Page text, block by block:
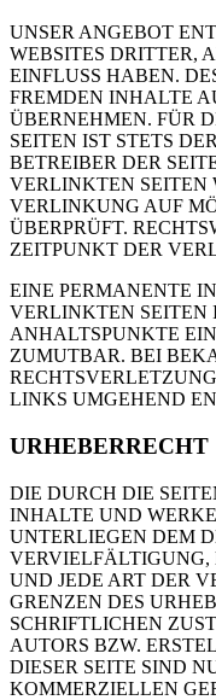
UNSER ANGEBOT
WEBSITES DRITTER,
EINFLUSS HABEN.
FREMDEN INHALTE
ÜBERNEHMEN. FÜR
SEITEN IST STETS
BETREIBER DER
VERLINKTEN SEITEN
VERLINKUNG AUF
ÜBERPRÜFT.
ZEITPUNKT DER
EINE PERMANENTE
VERLINKTEN SEITEN
ANHALTSPUNKTE
ZUMUTBAR. BEI
LINKS UMGEHEND
URHEBERRECHT
DIE DURCH DIE
INHALTE UND
UNTERLIEGEN DEM
VERVIELFÄLTIGUNG,
UND JEDE ART DER
GRENZEN DES
SCHRIFTLICHEN
AUTORS BZW.
DIESER SEITE SIND
KOMMERZIELLEN